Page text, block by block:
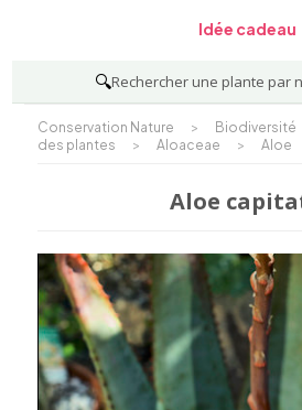
Idée cadeau
🔍Rechercher une plante par
Conservation Nature > Biodiversité
des plantes
> Aloaceae > Aloe
Aloe